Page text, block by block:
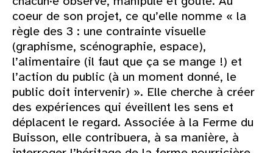
coeur de son projet, ce qu’elle nomme « la
règle des 3 : une contrainte visuelle
(graphisme, scénographie, espace),
l’alimentaire (il faut que ça se mange !) et
l’action du public (à un moment donné, le
public doit intervenir) ». Elle cherche à créer
des expériences qui éveillent les sens et
déplacent le regard. Associée à la Ferme du
Buisson, elle contribuera, à sa manière, à